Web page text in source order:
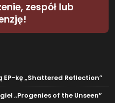
zespół lub
kę „Shattered Reflection”
„Progenies of the Unseen”